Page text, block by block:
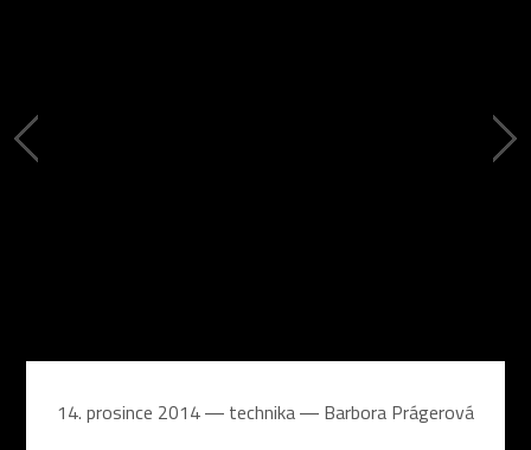
14. prosince 2014 ― technika ― Barbora Prágerová